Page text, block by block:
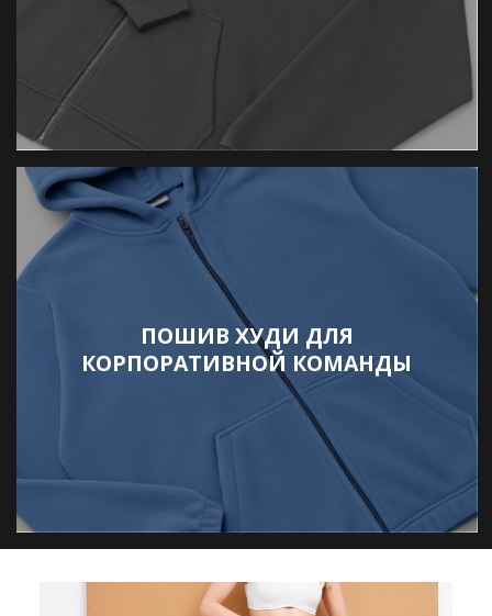
ПОШИВ ХУДИ ДЛЯ
КОРПОРАТИВНОЙ КОМАНДЫ